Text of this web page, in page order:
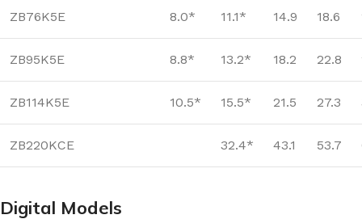
ZB76K5E 8.0* 11.1* 14.9 18.6
ZB95K5E 8.8* 13.2* 18.2 22.8
ZB114K5E 10.5* 15.5* 21.5 27.3
ZB220KCE 32.4* 43.1 53.7
Digital Models